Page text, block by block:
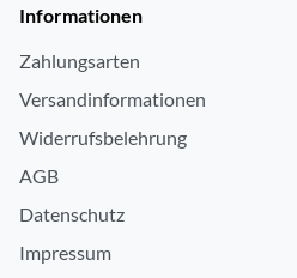
Informationen
Zahlungsarten
Versandinformationen
Widerrufsbelehrung
AGB
Datenschutz
Impressum